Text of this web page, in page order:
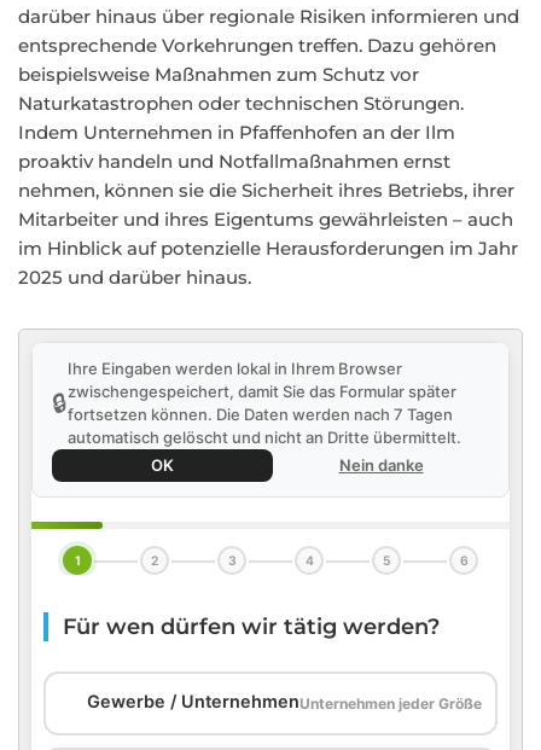
darüber hinaus über regionale Risiken informieren und
entsprechende Vorkehrungen treffen. Dazu gehören
beispielsweise Maßnahmen zum Schutz vor
Naturkatastrophen oder technischen Störungen.
Indem Unternehmen in Pfaffenhofen an der Ilm
proaktiv handeln und Notfallmaßnahmen ernst
nehmen, können sie die Sicherheit ihres Betriebs, ihrer
Mitarbeiter und ihres Eigentums gewährleisten – auch
im Hinblick auf potenzielle Herausforderungen im Jahr
2025 und darüber hinaus.
🔒
Ihre Eingaben werden lokal in Ihrem Browser
zwischengespeichert, damit Sie das Formular später
fortsetzen können. Die Daten werden nach 7 Tagen
automatisch gelöscht und nicht an Dritte übermittelt.
OK
Nein danke
1 2 3 4 5 6
Für wen dürfen wir tätig werden?
Gewerbe / UnternehmenUnternehmen jeder Größe